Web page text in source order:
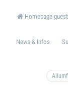
Homepage
News & Infos